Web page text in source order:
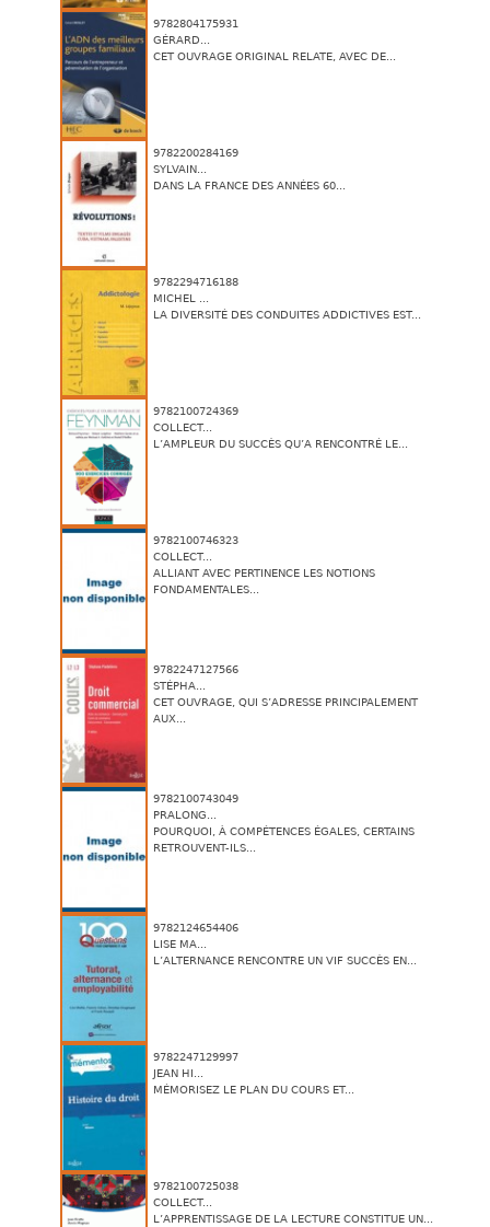
9782804175931
GÉRARD...
CET OUVRAGE ORIGINAL RELATE, AVEC DE...
9782200284169
SYLVAIN...
DANS LA FRANCE DES ANNÉES 60...
9782294716188
MICHEL ...
LA DIVERSITÉ DES CONDUITES ADDICTIVES EST...
9782100724369
COLLECT...
L’AMPLEUR DU SUCCÈS QU’A RENCONTRÉ LE...
9782100746323
COLLECT...
ALLIANT AVEC PERTINENCE LES NOTIONS
FONDAMENTALES...
9782247127566
STÉPHA...
CET OUVRAGE, QUI S’ADRESSE PRINCIPALEMENT
AUX...
9782100743049
PRALONG...
POURQUOI, À COMPÉTENCES ÉGALES, CERTAINS
RETROUVENT-ILS...
9782124654406
LISE MA...
L’ALTERNANCE RENCONTRE UN VIF SUCCÈS EN...
9782247129997
JEAN HI...
MÉMORISEZ LE PLAN DU COURS ET...
9782100725038
COLLECT...
L’APPRENTISSAGE DE LA LECTURE CONSTITUE UN...